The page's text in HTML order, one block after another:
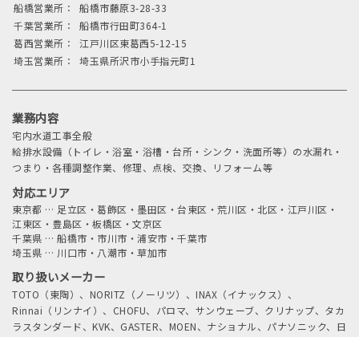
船橋営業所：
船橋市藤原3-28-33
千葉営業所：
船橋市行田町364-1
葛西営業所：
江戸川区東葛西5-12-15
埼玉営業所：
埼玉県所沢市小手指元町1
業務内容
宅内水道工事全般
給排水設備（トイレ・浴室・浴槽・台所・シンク・洗面所等）の水漏れ・
つまり・各種調整作業、修理、点検、交換、リフォーム等
対応エリア
東京都 … 足立区・葛飾区・墨田区・台東区・荒川区・北区・江戸川区・
江東区・豊島区・板橋区・文京区
千葉県 … 船橋市・市川市・浦安市・千葉市
埼玉県 … 川口市・八潮市・草加市
取り扱いメーカー
TOTO（東陶）、NORITZ（ノーリツ）、INAX（イナックス）、
Rinnai（リンナイ）、CHOFU、パロマ、サンウェーブ、クリナップ、タカ
ラスタンダード、KVK、GASTER、MOEN、ナショナル、パナソニック、日